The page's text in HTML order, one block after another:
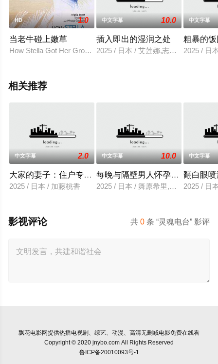
HD 1.0
当老牛碰上嫩草
How Stella Got Her Groove Back, (United States). Through good
中文字幕 10.0
插入即出的湿润之处
2025 / 日本 / 艾莲娜,志美健
中文字幕
粗暴的
2025 / 日
相关推荐
中文字幕 2.0
大家的妻子：住户专用洞口
2025 / 日本 / 加藤桃香
中文字幕 10.0
每晚与隔壁男人怀孕性爱
2025 / 日本 / 舞原希里,佐川金二
中文字幕
翻白眼
2025 / 日
共0 条 “灵魂电台” 影评
影视评论
飘花电影网提供热播电视剧、综艺、动漫、高清无删减电影免费在线看
Copyright © 2020 jnybo.com All Rights Reserved
鲁ICP备20010093号-1